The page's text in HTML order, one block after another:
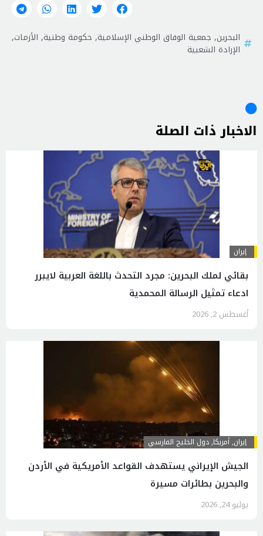
البحرين, جمعية الوفاق الوطني الإسلامية, حكومة وطنية, الأزمات,
الإرادة الشعبية
الاخبار ذات الصلة
إيران
بقائي لملك البحرين: مجرد التحدث باللغة العربية لايبرر
ادعاء تمثيل الرسالة المحمدية
أغسطس 2, 2026
إيران,أمريكا,دول الخليج الفارسي
الجيش الإيراني يستهدف القواعد الأمريكية في الأردن
والبحرين بطائرات مسيرة
يوليو 24, 2026